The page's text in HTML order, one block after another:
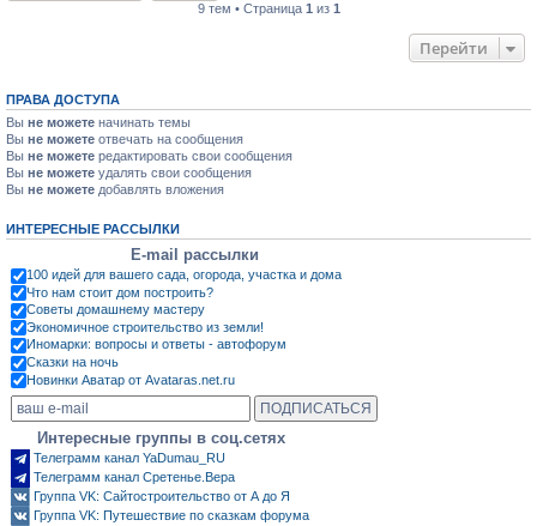
9 тем • Страница 1 из 1
Перейти
ПРАВА ДОСТУПА
Вы не можете начинать темы
Вы не можете отвечать на сообщения
Вы не можете редактировать свои сообщения
Вы не можете удалять свои сообщения
Вы не можете добавлять вложения
ИНТЕРЕСНЫЕ РАССЫЛКИ
E-mail рассылки
100 идей для вашего сада, огорода, участка и дома
Что нам стоит дом построить?
Советы домашнему мастеру
Экономичное строительство из земли!
Иномарки: вопросы и ответы - автофорум
Сказки на ночь
Новинки Аватар от Avataras.net.ru
Интересные группы в соц.сетях
Телеграмм канал YaDumau_RU
Телеграмм канал Сретенье.Вера
Группа VK: Сайтостроительство от А до Я
Группа VK: Путешествие по сказкам форума